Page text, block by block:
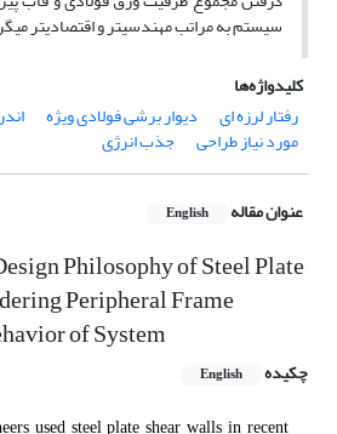
سیستم به مراتب مهندسی­تر و اقتصادی­تر
کلیدواژه‌ها
رفتار لرزه ای
دیوار برشی فولادی ویژه
مورد نیاز طراحی جذب انرژی
عنوان مقاله English
Philosophy of Steel Plate
Peripheral Frame
of System
چکیده English